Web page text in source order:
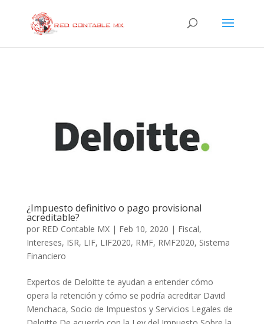
¿Impuesto definitivo o pago provisional
acreditable?
por RED Contable MX| Feb 10, 2020 | Fiscal,
Intereses, ISR, LIF, LIF2020, RMF, RMF2020, Sistema
Financiero
Expertos de Deloitte te ayudan a entender cómo
opera la retención y cómo se podría acreditar David
Menchaca, Socio de Impuestos y Servicios Legales de